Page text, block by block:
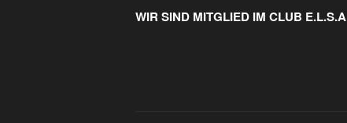
WIR SIND MITGLIED IM CLUB E.L.S.A